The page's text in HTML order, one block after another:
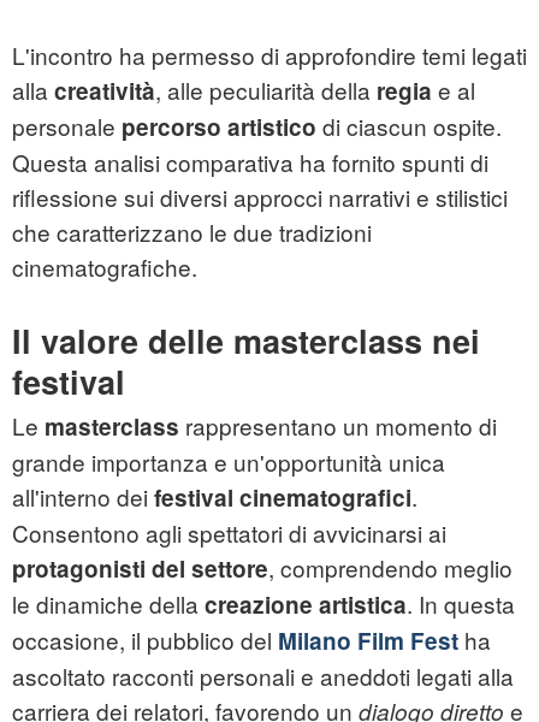
L'incontro ha permesso di approfondire temi legati
alla creatività, alle peculiarità della regia e al
personale percorso artistico di ciascun ospite.
Questa analisi comparativa ha fornito spunti di
riflessione sui diversi approcci narrativi e stilistici
che caratterizzano le due tradizioni
cinematografiche.
Il valore delle masterclass nei
festival
Le masterclass rappresentano un momento di
grande importanza e un'opportunità unica
all'interno dei festival cinematografici.
Consentono agli spettatori di avvicinarsi ai
protagonisti del settore, comprendendo meglio
le dinamiche della creazione artistica. In questa
occasione, il pubblico del Milano Film Fest ha
ascoltato racconti personali e aneddoti legati alla
carriera dei relatori, favorendo un dialogo diretto e